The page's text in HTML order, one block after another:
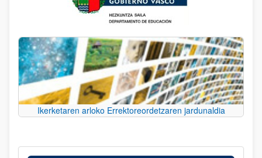
Ikerketaren arloko Errektoreordetzaren jardunaldia